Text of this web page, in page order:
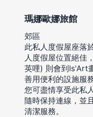
瑪娜歐娜旅館
郊區
此私人度假屋座落
人度假屋位置絕佳
英哩) 則會到Is'Art
善用便利的設施服
您可盡情享受此私
隨時保持連線，並
清潔服務。